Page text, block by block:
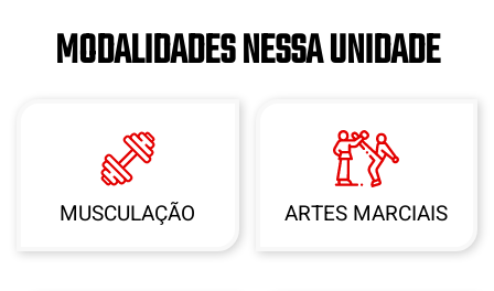
MODALIDADES NESSA UNIDADE
MUSCULAÇÃO ARTES MARCIAIS